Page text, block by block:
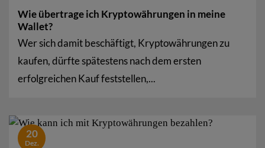
Wie übertrage ich Kryptowährungen in meine
Wallet?
Wer sich damit beschäftigt, Kryptowährungen zu
kaufen, dürfte spätestens nach dem ersten
erfolgreichen Kauf feststellen,...
20
Dez.